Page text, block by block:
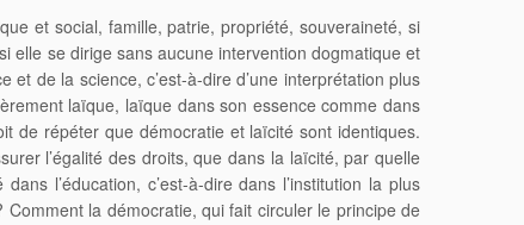
et social, famille, patrie, propriété, souveraineté, si
elle se dirige sans aucune intervention dogmatique et
de la science, c’est-à-dire d’une interprétation plus
laïque, laïque dans son essence comme dans
de répéter que démocratie et laïcité sont identiques.
l’égalité des droits, que dans la laïcité, par quelle
l’éducation, c’est-à-dire dans l’institution la plus
la démocratie, qui fait circuler le principe de